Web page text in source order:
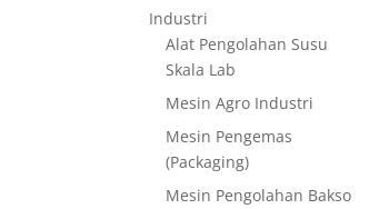
Industri
Alat Pengolahan Susu
Skala Lab
Mesin Agro Industri
Mesin Pengemas
(Packaging)
Mesin Pengolahan Bakso